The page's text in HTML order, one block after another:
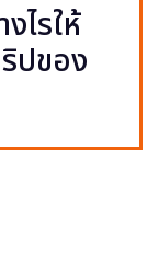
ไรให้
ปของ